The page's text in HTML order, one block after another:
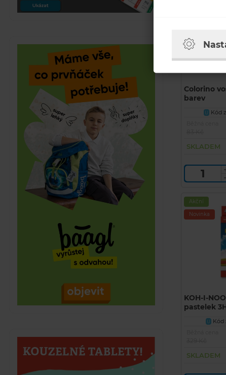
Colorino
barev
U Kód
SKLADEM
Akční
Novinka
KOH-I-
pastelek
U Kód
SKLADEM